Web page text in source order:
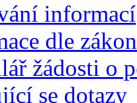
informací
dle
žádosti o
se dotazy